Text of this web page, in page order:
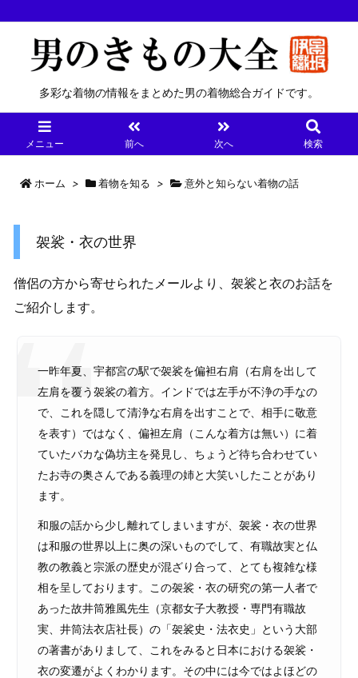
多彩な着物の情報をまとめた男の着物総合ガイドです。
メニュー 前へ 次へ 検索
ホーム > 着物を知る > 意外と知らない着物の話
袈裟・衣の世界
僧侶の方から寄せられたメールより、袈裟と衣のお話を
ご紹介します。
一昨年夏、宇都宮の駅で袈裟を偏袒右肩（右肩を出して
左肩を覆う袈裟の着方。インドでは左手が不浄の手なの
で、これを隠して清浄な右肩を出すことで、相手に敬意
を表す）ではなく、偏袒左肩（こんな着方は無い）に着
ていたバカな偽坊主を発見し、ちょうど待ち合わせてい
たお寺の奥さんである義理の姉と大笑いしたことがあり
ます。
和服の話から少し離れてしまいますが、袈裟・衣の世界
は和服の世界以上に奥の深いものでして、有職故実と仏
教の教義と宗派の歴史が混ざり合って、とても複雑な様
相を呈しております。この袈裟・衣の研究の第一人者で
あった故井筒雅風先生（京都女子大教授・専門有職故
実、井筒法衣店社長）の「袈裟史・法衣史」という大部
の著書がありまして、これをみると日本における袈裟・
衣の変遷がよくわかります。その中には今ではよほどの